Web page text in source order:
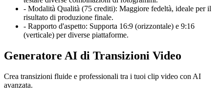
- Modalità Qualità (75 crediti): Maggiore fedeltà, ideale per il
risultato di produzione finale.
- Rapporto d'aspetto: Supporta 16:9 (orizzontale) e 9:16
(verticale) per diverse piattaforme.
Generatore AI di Transizioni Video
Crea transizioni fluide e professionali tra i tuoi clip video con AI
avanzata.